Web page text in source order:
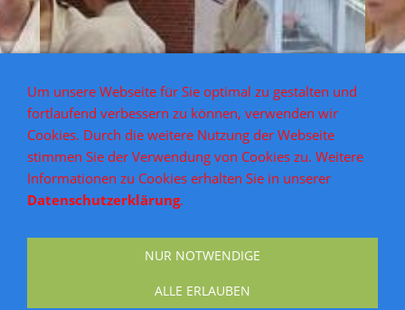
Um unsere Webseite für Sie optimal zu gestalten und
fortlaufend verbessern zu können, verwenden wir
Cookies. Durch die weitere Nutzung der Webseite
stimmen Sie der Verwendung von Cookies zu. Weitere
Informationen zu Cookies erhalten Sie in unserer
Datenschutzerklärung.
NUR NOTWENDIGE
ALLE ERLAUBEN